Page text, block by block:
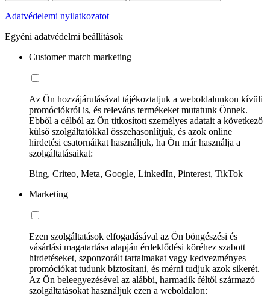
Adatvédelemi nyilatkozatot
Egyéni adatvédelmi beállítások
Customer match marketing
Az Ön hozzájárulásával tájékoztatjuk a weboldalunkon kívüli
promóciókról is, és releváns termékeket mutatunk Önnek.
Ebből a célból az Ön titkosított személyes adatait a következő
külső szolgáltatókkal összehasonlítjuk, és azok online
hirdetési csatornáikat használjuk, ha Ön már használja a
szolgáltatásaikat:
Bing, Criteo, Meta, Google, LinkedIn, Pinterest, TikTok
Marketing
Ezen szolgáltatások elfogadásával az Ön böngészési és
vásárlási magatartása alapján érdeklődési köréhez szabott
hirdetéseket, szponzorált tartalmakat vagy kedvezményes
promóciókat tudunk biztosítani, és mérni tudjuk azok sikerét.
Az Ön beleegyezésével az alábbi, harmadik féltől származó
szolgáltatásokat használjuk ezen a weboldalon: